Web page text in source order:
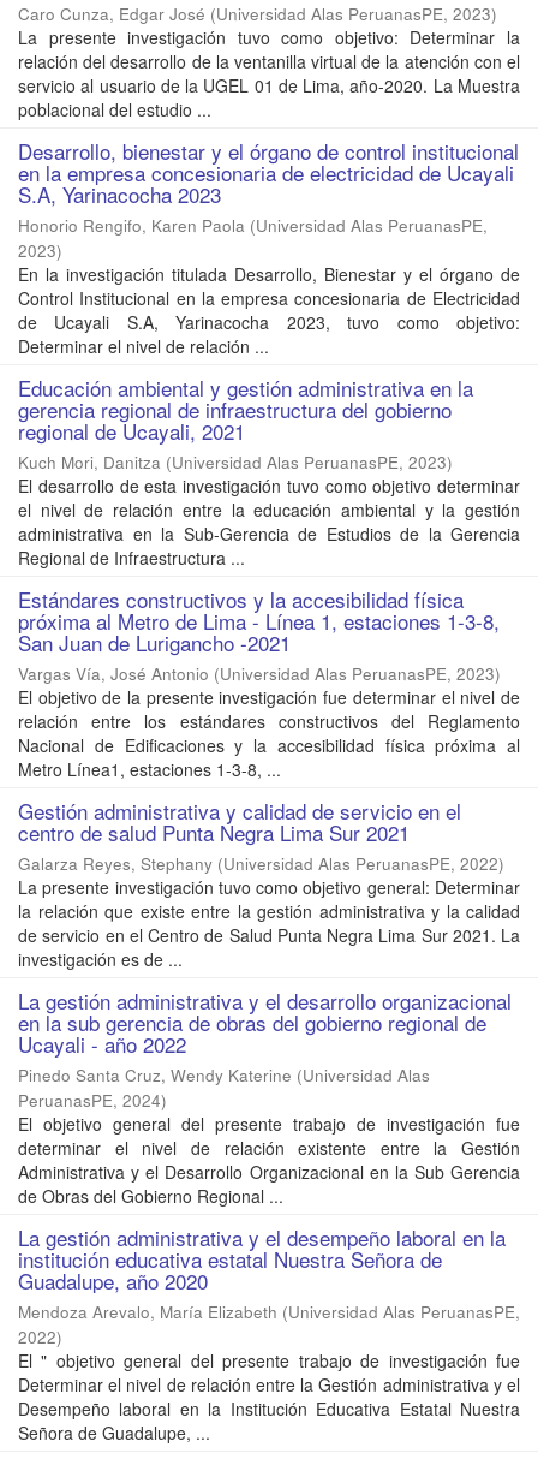
Caro Cunza, Edgar José (Universidad Alas PeruanasPE, 2023)
La presente investigación tuvo como objetivo: Determinar la
relación del desarrollo de la ventanilla virtual de la atención con el
servicio al usuario de la UGEL 01 de Lima, año-2020. La Muestra
poblacional del estudio ...
Desarrollo, bienestar y el órgano de control institucional
en la empresa concesionaria de electricidad de Ucayali
S.A, Yarinacocha 2023
Honorio Rengifo, Karen Paola (Universidad Alas PeruanasPE,
2023)
En la investigación titulada Desarrollo, Bienestar y el órgano de
Control Institucional en la empresa concesionaria de Electricidad
de Ucayali S.A, Yarinacocha 2023, tuvo como objetivo:
Determinar el nivel de relación ...
Educación ambiental y gestión administrativa en la
gerencia regional de infraestructura del gobierno
regional de Ucayali, 2021
Kuch Mori, Danitza (Universidad Alas PeruanasPE, 2023)
El desarrollo de esta investigación tuvo como objetivo determinar
el nivel de relación entre la educación ambiental y la gestión
administrativa en la Sub-Gerencia de Estudios de la Gerencia
Regional de Infraestructura ...
Estándares constructivos y la accesibilidad física
próxima al Metro de Lima - Línea 1, estaciones 1-3-8,
San Juan de Lurigancho -2021
Vargas Vía, José Antonio (Universidad Alas PeruanasPE, 2023)
El objetivo de la presente investigación fue determinar el nivel de
relación entre los estándares constructivos del Reglamento
Nacional de Edificaciones y la accesibilidad física próxima al
Metro Línea1, estaciones 1-3-8, ...
Gestión administrativa y calidad de servicio en el
centro de salud Punta Negra Lima Sur 2021
Galarza Reyes, Stephany (Universidad Alas PeruanasPE, 2022)
La presente investigación tuvo como objetivo general: Determinar
la relación que existe entre la gestión administrativa y la calidad
de servicio en el Centro de Salud Punta Negra Lima Sur 2021. La
investigación es de ...
La gestión administrativa y el desarrollo organizacional
en la sub gerencia de obras del gobierno regional de
Ucayali - año 2022
Pinedo Santa Cruz, Wendy Katerine (Universidad Alas
PeruanasPE, 2024)
El objetivo general del presente trabajo de investigación fue
determinar el nivel de relación existente entre la Gestión
Administrativa y el Desarrollo Organizacional en la Sub Gerencia
de Obras del Gobierno Regional ...
La gestión administrativa y el desempeño laboral en la
institución educativa estatal Nuestra Señora de
Guadalupe, año 2020
Mendoza Arevalo, María Elizabeth (Universidad Alas PeruanasPE,
2022)
El " objetivo general del presente trabajo de investigación fue
Determinar el nivel de relación entre la Gestión administrativa y el
Desempeño laboral en la Institución Educativa Estatal Nuestra
Señora de Guadalupe, ...